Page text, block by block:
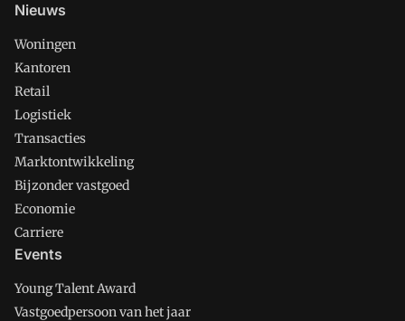
Nieuws
Woningen
Kantoren
Retail
Logistiek
Transacties
Marktontwikkeling
Bijzonder vastgoed
Economie
Carriere
Events
Young Talent Award
Vastgoedpersoon van het jaar